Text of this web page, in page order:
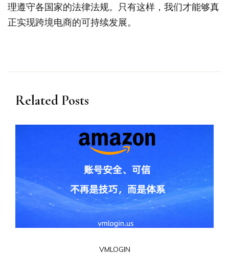
理遵守各国家的法律法规。只有这样，我们才能够真
正实现跨境电商的可持续发展。
Related Posts
VMLOGIN